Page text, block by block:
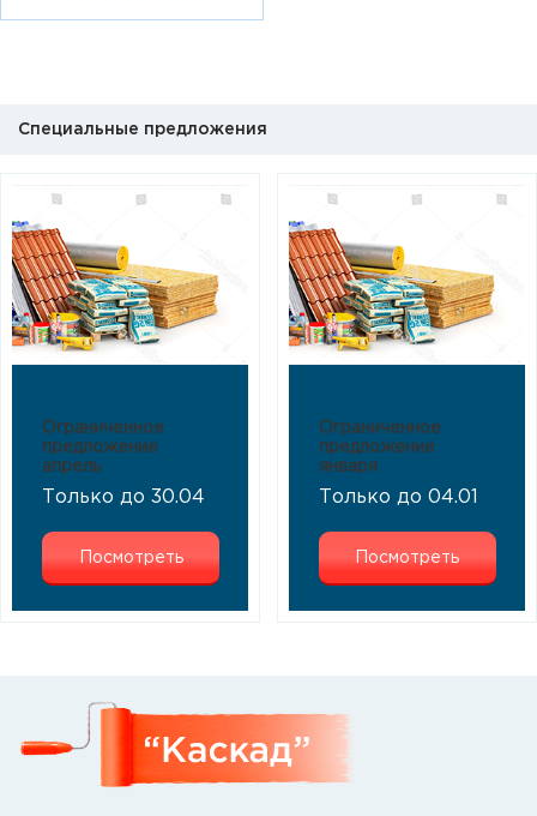
Специальные предложения
Ограниченное
предложение
апрель
Только до 30.04
Посмотреть
Ограниченное
предложение
января
Только до 04.01
Посмотреть